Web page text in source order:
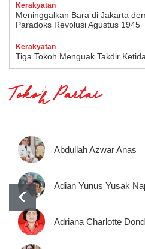
Kerakyatan
Meninggalkan Bara di Jakarta
Paradoks Revolusi Agustus 1945
Kerakyatan
Tiga Tokoh Menguak Takdir
Tokoh Partai
Abdullah Azwar Anas
Adian Yunus Yusak
Adriana Charlotte